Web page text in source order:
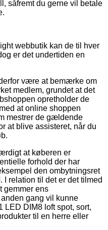
såfremt du gerne vil betale
webbutik kan de til hver
er det undertiden en
være at bemærke om
medlem, grundet at det
opretholder de
at online shoppen
mestrer de gældende
at blive assisteret, når du
at køberen er
forhold der har
den ombytningsret
I relation til det er det tilmed
gemmer ens
gang vil kunne
LED DIM8 loft spot, sort,
til en herre eller